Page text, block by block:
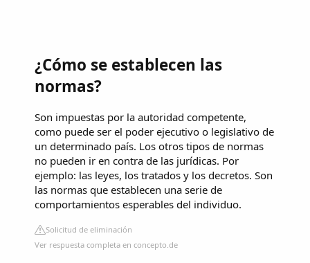
¿Cómo se establecen las
normas?
Son impuestas por la autoridad competente,
como puede ser el poder ejecutivo o legislativo de
un determinado país. Los otros tipos de normas
no pueden ir en contra de las jurídicas. Por
ejemplo: las leyes, los tratados y los decretos. Son
las normas que establecen una serie de
comportamientos esperables del individuo.
Solicitud de eliminación
Ver respuesta completa en concepto.de